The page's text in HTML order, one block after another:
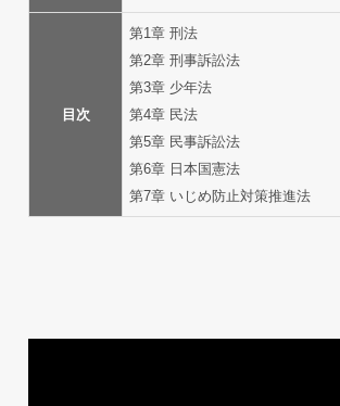
目次
第1章 刑法
第2章 刑事訴訟法
第3章 少年法
第4章 民法
第5章 民事訴訟法
第6章 日本国憲法
第7章 いじめ防止対策推進法